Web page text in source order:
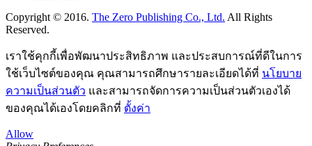
Copyright © 2016. The Zero Publishing Co., Ltd. All Rights
Reserved.
เราใช้คุกกี้เพื่อพัฒนาประสิทธิภาพ และประสบการณ์ที่ดีในการ
ใช้เว็บไซต์ของคุณ คุณสามารถศึกษารายละเอียดได้ที่ นโยบาย
ความเป็นส่วนตัว และสามารถจัดการความเป็นส่วนตัวเองได้
ของคุณได้เองโดยคลิกที่ ตั้งค่า
Allow